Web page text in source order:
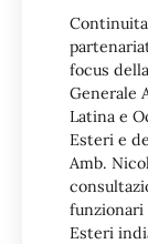
focus
Generale
Latina e
Esteri e
Amb.
funzionari
Esteri